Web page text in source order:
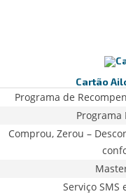
Cartão
Programa de
Comprou, Zerou –
Serviço SMS